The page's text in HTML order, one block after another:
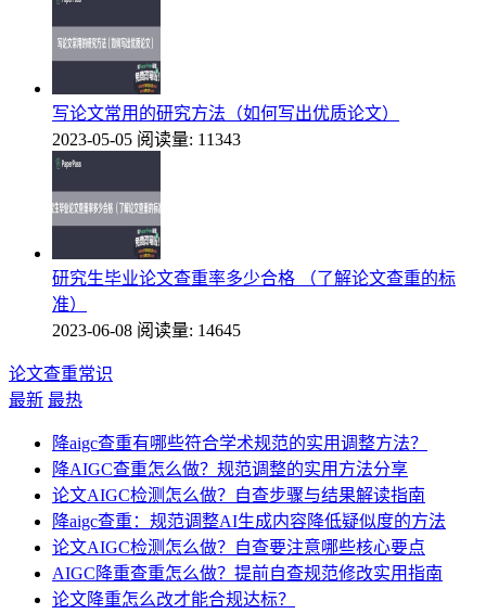
写论文常用的研究方法（如何写出优质论文）
2023-05-05 阅读量: 11343
研究生毕业论文查重率多少合格 （了解论文查重的标
准）
2023-06-08 阅读量: 14645
论文查重常识
最新 最热
降aigc查重有哪些符合学术规范的实用调整方法？
降AIGC查重怎么做？规范调整的实用方法分享
论文AIGC检测怎么做？自查步骤与结果解读指南
降aigc查重：规范调整AI生成内容降低疑似度的方法
论文AIGC检测怎么做？自查要注意哪些核心要点
AIGC降重查重怎么做？提前自查规范修改实用指南
论文降重怎么改才能合规达标？